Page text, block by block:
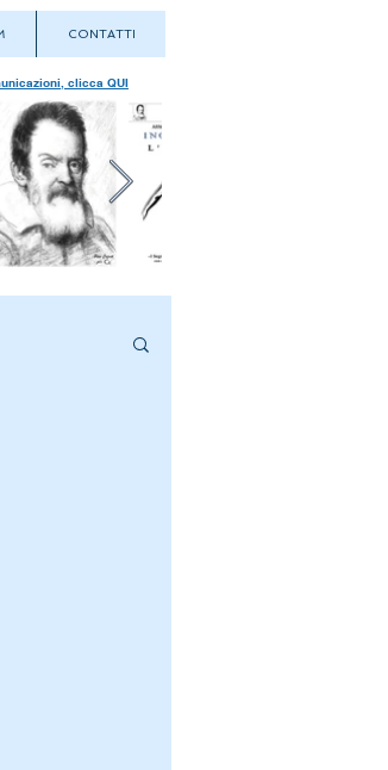
CONTATTI
clicca QUI